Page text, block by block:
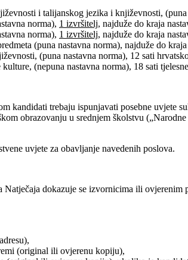
i talijanskog jezika i književnosti,
norma), 1 izvršitelj, najduže do kraja
norma), 1 izvršitelj, najduže do kraja
(puna nastavna norma), najduže do
(puna nastavna norma), 12 sati
(nepuna nastavna norma), 18 sati
kandidati trebaju ispunjavati posebne uvjete
obrazovanju u srednjem školstvu
uvjete za obavljanje navedenih poslova.
dokazuje se izvornicima ili ovjerenim
(original ili ovjerenu kopiju),